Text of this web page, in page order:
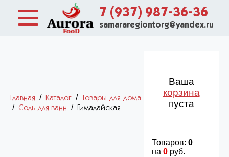
7 (937) 987-36-36
samararegiontorg@yandex.ru
Главная / Каталог / Товары для дома
/ Соль для ванн / Гималайская
Ваша
корзина
пуста
Товаров: 0
на 0 руб.